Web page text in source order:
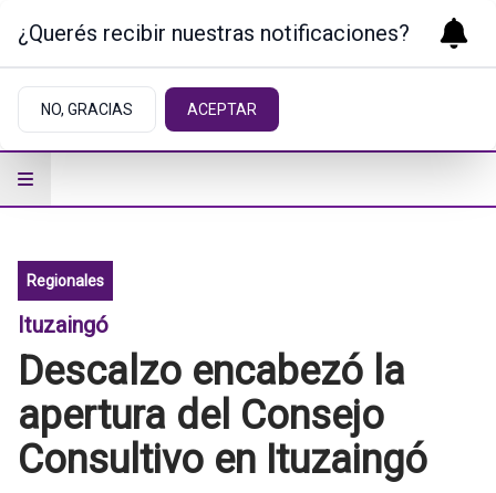
Regionales
Ituzaingó
Descalzo encabezó la
apertura del Consejo
Consultivo en Ituzaingó
¿Querés recibir nuestras notificaciones?
NO, GRACIAS ACEPTAR